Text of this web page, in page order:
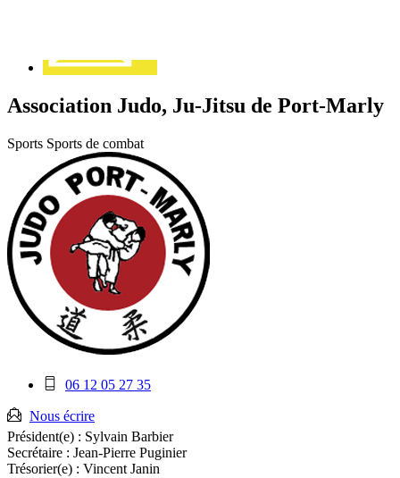
Association Judo, Ju-Jitsu de Port-Marly
Sports Sports de combat
Téléphone
:
06 12 05 27 35
Nous écrire
Président(e) : Sylvain Barbier
Secrétaire : Jean-Pierre Puginier
Trésorier(e) : Vincent Janin